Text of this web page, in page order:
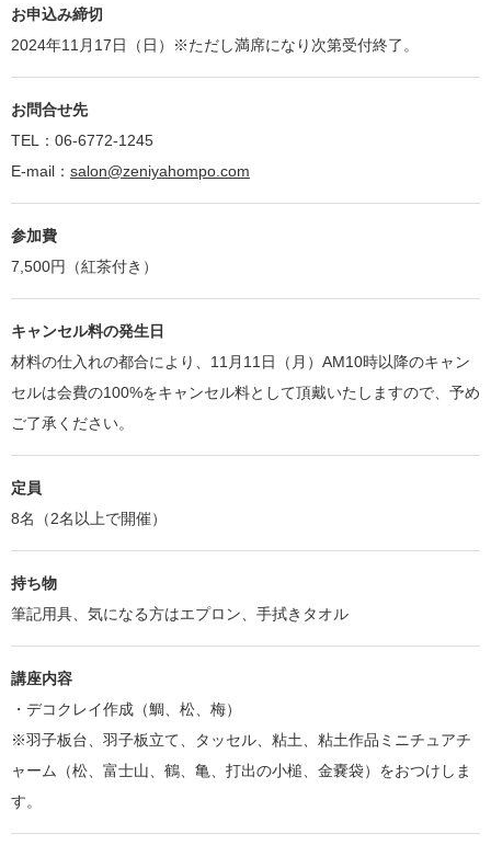
お申込み締切
2024年11月17日（日）※ただし満席になり次第受付終了。
お問合せ先
TEL：06-6772-1245
E-mail： salon@zeniyahompo.com
参加費
7,500円（紅茶付き）
キャンセル料の発生日
材料の仕入れの都合により、11月11日（月）AM10時以降のキャン
セルは会費の100%をキャンセル料として頂戴いたしますので、予め
ご了承ください。
定員
8名（2名以上で開催）
持ち物
筆記用具、気になる方はエプロン、手拭きタオル
講座内容
・デコクレイ作成（鯛、松、梅）
※羽子板台、羽子板立て、タッセル、粘土、粘土作品ミニチュアチ
ャーム（松、富士山、鶴、亀、打出の小槌、金嚢袋）をおつけしま
す。